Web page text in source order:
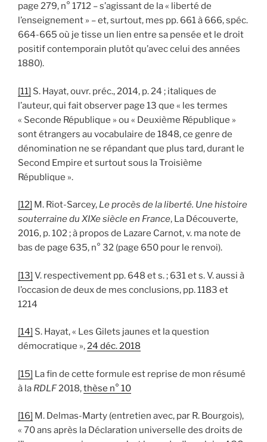
page 279, n° 1712 – s’agissant de la « liberté de
l’enseignement » – et, surtout, mes pp. 661 à 666, spéc.
664-665 où je tisse un lien entre sa pensée et le droit
positif contemporain plutôt qu’avec celui des années
1880).
[11] S. Hayat, ouvr. préc., 2014, p. 24 ; italiques de
l’auteur, qui fait observer page 13 que « les termes
« Seconde République » ou « Deuxième République »
sont étrangers au vocabulaire de 1848, ce genre de
dénomination ne se répandant que plus tard, durant le
Second Empire et surtout sous la Troisième
République ».
[12] M. Riot-Sarcey, Le procès de la liberté. Une histoire
souterraine du XIXe siècle en France, La Découverte,
2016, p. 102 ; à propos de Lazare Carnot, v. ma note de
bas de page 635, n° 32 (page 650 pour le renvoi).
[13] V. respectivement pp. 648 et s. ; 631 et s. V. aussi à
l’occasion de deux de mes conclusions, pp. 1183 et
1214
[14] S. Hayat, « Les Gilets jaunes et la question
démocratique »,24 déc. 2018
[15] La fin de cette formule est reprise de mon résumé
à la RDLF2018,thèse n° 10
[16] M. Delmas-Marty (entretien avec, par R. Bourgois),
« 70 ans après la Déclaration universelle des droits de